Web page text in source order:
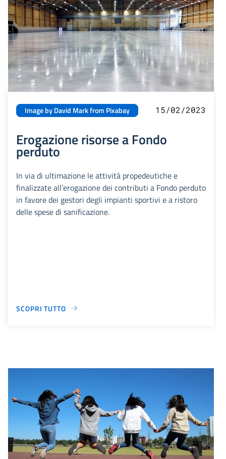
Image by David Mark from Pixabay 15/02/2023
Erogazione risorse a Fondo
perduto
In via di ultimazione le attività propedeutiche e
finalizzate all’erogazione dei contributi a Fondo perduto
in favore dei gestori degli impianti sportivi e a ristoro
delle spese di sanificazione.
SCOPRI TUTTO